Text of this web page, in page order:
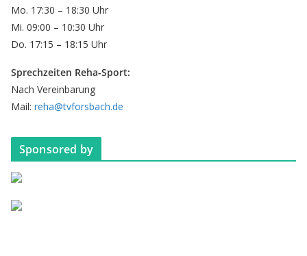
Mo. 17:30 – 18:30 Uhr
Mi. 09:00 – 10:30 Uhr
Do. 17:15 – 18:15 Uhr
Sprechzeiten Reha-Sport:
Nach Vereinbarung
Mail: reha@tvforsbach.de
Sponsored by